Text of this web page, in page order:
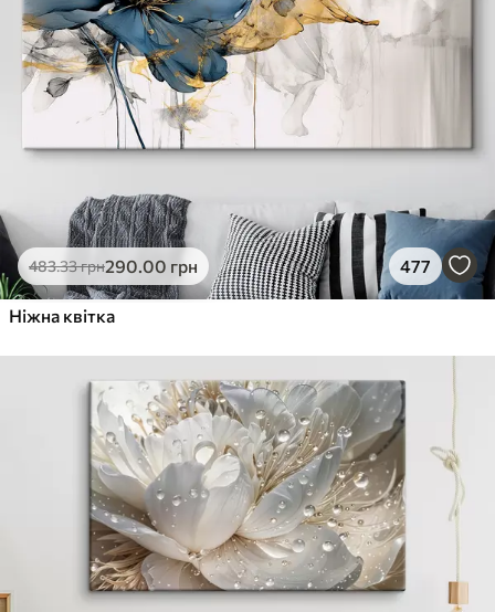
483.33грн290.00 грн 477
Ніжна квітка